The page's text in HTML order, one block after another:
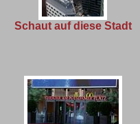
Schaut auf diese Stadt